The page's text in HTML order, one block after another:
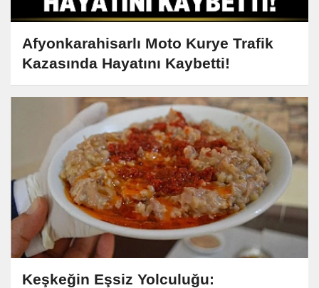
Afyonkarahisarlı Moto Kurye Trafik
Kazasında Hayatını Kaybetti!
Keşkeğin Eşsiz Yolculuğu: